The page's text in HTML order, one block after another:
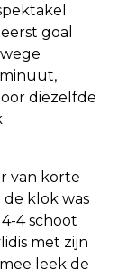
goal
minuut,
diezelfde
van korte
klok was
4 schoot
met zijn
leek de